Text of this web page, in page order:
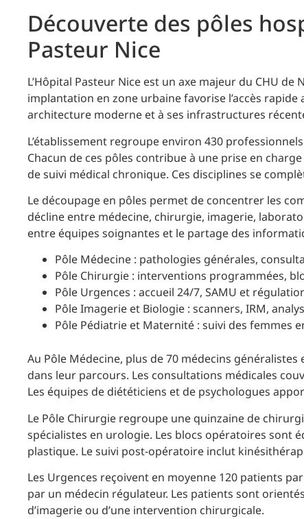
Découverte des pôles
Pasteur Nice
L’Hôpital Pasteur Nice est un axe majeur du CHU
implantation en zone urbaine favorise l’accès
architecture moderne et à ses infrastructures
L’établissement regroupe environ 430
Chacun de ces pôles contribue à une prise en
de suivi médical chronique. Ces disciplines se
Le découpage en pôles permet de concentrer les
décline entre médecine, chirurgie, imagerie,
entre équipes soignantes et le partage des
Pôle Médecine : pathologies générales,
Pôle Chirurgie : interventions programmées,
Pôle Urgences : accueil 24/7, SAMU et
Pôle Imagerie et Biologie : scanners, IRM,
Pôle Pédiatrie et Maternité : suivi des femmes
Au Pôle Médecine, plus de 70 médecins
dans leur parcours. Les consultations médicales
Les équipes de diététiciens et de psychologues
Le Pôle Chirurgie regroupe une quinzaine de
spécialistes en urologie. Les blocs opératoires sont
plastique. Le suivi post-opératoire inclut
Les Urgences reçoivent en moyenne 120 patients
par un médecin régulateur. Les patients sont
d’imagerie ou d’une intervention chirurgicale.